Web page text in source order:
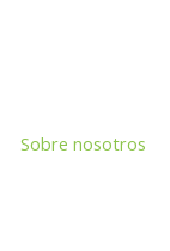
Sobre nosotros